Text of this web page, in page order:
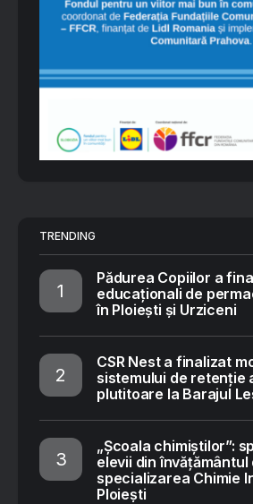
TRENDING
Pădurea Copiilor a
educaționali de
în Ploiești și Urziceni
CSR Nest a finalizat
sistemului de retenție
plutitoare la Barajul
„Școala chimiștilor”:
elevii din învățământul
specializarea Chimie
Ploiești